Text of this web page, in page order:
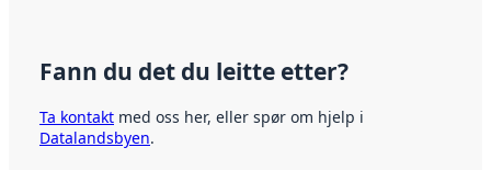
Fann du det du leitte etter?
Ta kontakt med oss her, eller spør om hjelp i
Datalandsbyen.